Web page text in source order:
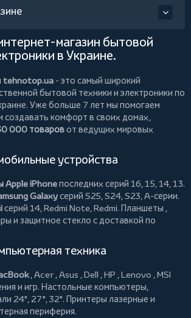
магазин бытовой
в Украине.
tehnotop.ua - это самый широкий
бытовой техники и электроники по
Уже больше 7 лет мы помогаем
создавать комфорт в своих домах,
000 товаровот ведущих мировых
устройства
Apple iPhoneпоследних серий 16, 15, 14, 13.
Galaxyсерий S25, S24, S23, A-серии.
серий 14, Redmi Note, Redmi. Планшеты ,
и защитное стекло с доставкой по
техника
,Acer ,Asus ,Dell ,HP ,Lenovo ,MSI
и игр. Настольные компьютеры,
24", 27", 32". Принтеры лазерные и
периферия.